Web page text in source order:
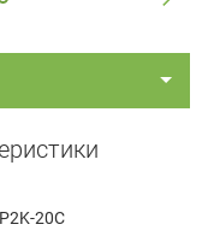
20C